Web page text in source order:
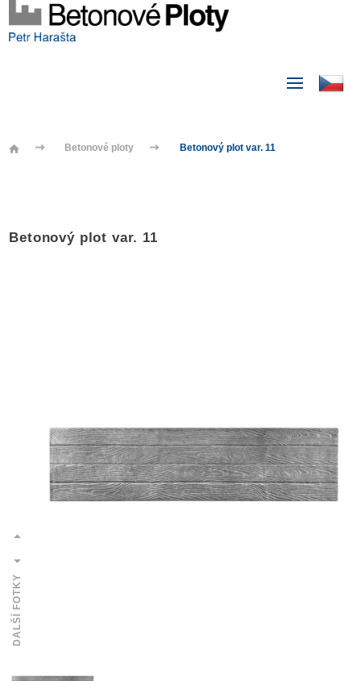
Betonové ploty Betonový plot var. 11
Betonový plot var. 11
DALŠÍ FOTKY